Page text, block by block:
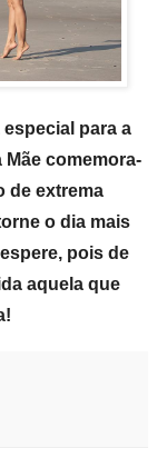
para a
comemora-
de extrema
o dia mais
pois de
aquela que